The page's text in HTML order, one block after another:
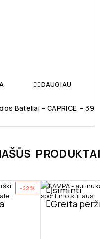
DAUGIAU
Bateliai – CAPRICE. – 39
PRODUKTAI
-22%
Įsiminti
Greita